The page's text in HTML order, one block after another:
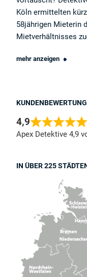
Köln ermittelten
58jährigen Mieterin
Mietverhältnisses
mehr anzeigen
4,9
Apex Detektive 4,9
IN ÜBER 225